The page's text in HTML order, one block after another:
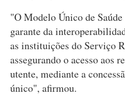
"O Modelo Único de
garante da
as instituições do Serviço
assegurando o acesso aos
utente, mediante a
único", afirmou.